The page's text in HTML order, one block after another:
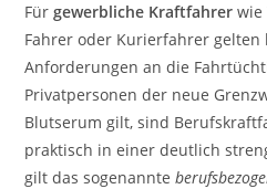
Fürgewerbliche Kraftfahrer wie
Fahrer oder Kurierfahrer gelten
Anforderungen an die
Privatpersonen der neue
Blutserum gilt, sind
praktisch in einer deutlich
gilt das sogenannte